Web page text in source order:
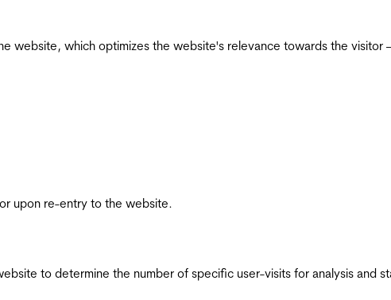
website, which optimizes the website's relevance towards the
upon re-entry to the website.
to determine the number of specific user-visits for analysis and